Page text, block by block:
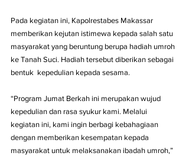
Pada kegiatan ini, Kapolrestabes Makassar
memberikan kejutan istimewa kepada salah satu
masyarakat yang beruntung berupa hadiah umroh
ke Tanah Suci. Hadiah tersebut diberikan sebagai
bentuk  kepedulian kepada sesama.
“Program Jumat Berkah ini merupakan wujud
kepedulian dan rasa syukur kami. Melalui
kegiatan ini, kami ingin berbagi kebahagiaan
dengan memberikan kesempatan kepada
masyarakat untuk melaksanakan ibadah umroh,”